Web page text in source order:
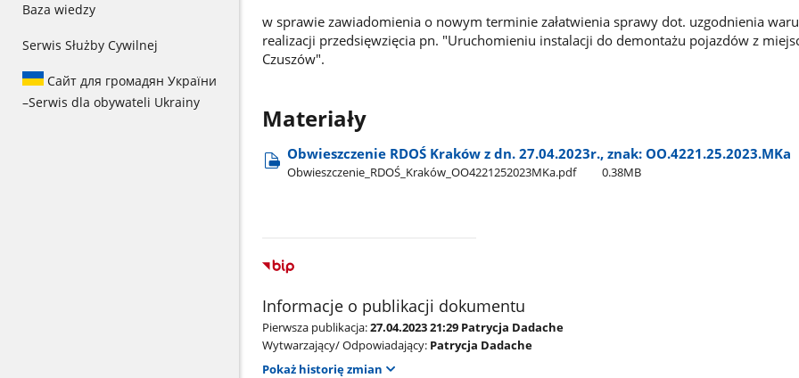
Baza wiedzy
Serwis Służby Cywilnej
Сайт для громадян України
–Serwis dla obywateli Ukrainy
w sprawie zawiadomienia o nowym terminie załatwienia sprawy dot. uzgodnienia
realizacji przedsięwzięcia pn. "Uruchomieniu instalacji do demontażu pojazdów z
Czuszów".
Materiały
Obwieszczenie RDOŚ Kraków z dn. 27.04.2023r., znak: OO.4221.25.2023.MKa
Obwieszczenie​_RDOŚ​_Kraków​_OO4221252023MKa.pdf 0.38MB
Informacje o publikacji dokumentu
Pierwsza publikacja:27.04.2023 21:29 Patrycja Dadache
Wytwarzający/ Odpowiadający: Patrycja Dadache
Pokaż historię zmian